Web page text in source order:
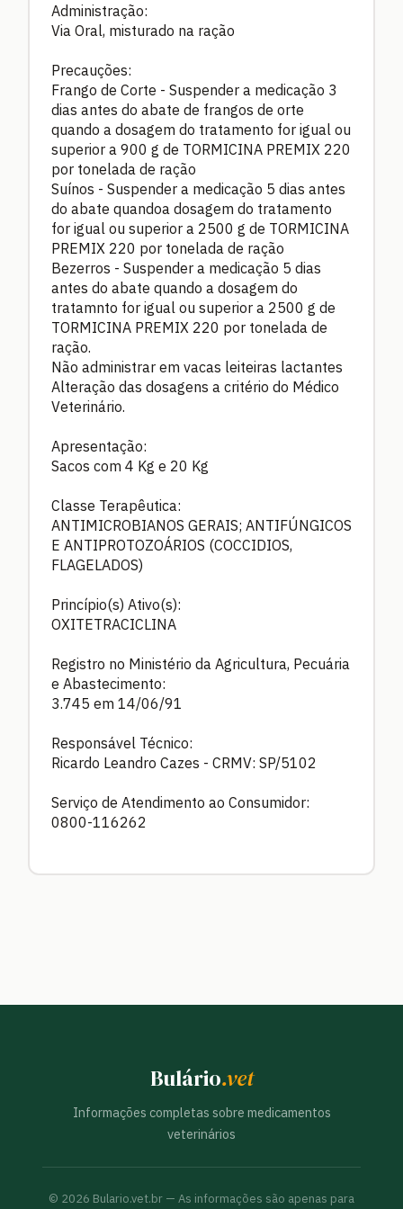
Administração:
Via Oral, misturado na ração
Precauções:
Frango de Corte - Suspender a medicação 3
dias antes do abate de frangos de orte
quando a dosagem do tratamento for igual ou
superior a 900 g de TORMICINA PREMIX 220
por tonelada de ração
Suínos - Suspender a medicação 5 dias antes
do abate quandoa dosagem do tratamento
for igual ou superior a 2500 g de TORMICINA
PREMIX 220 por tonelada de ração
Bezerros - Suspender a medicação 5 dias
antes do abate quando a dosagem do
tratamnto for igual ou superior a 2500 g de
TORMICINA PREMIX 220 por tonelada de
ração.
Não administrar em vacas leiteiras lactantes
Alteração das dosagens a critério do Médico
Veterinário.
Apresentação:
Sacos com 4 Kg e 20 Kg
Classe Terapêutica:
ANTIMICROBIANOS GERAIS; ANTIFÚNGICOS
E ANTIPROTOZOÁRIOS (COCCIDIOS,
FLAGELADOS)
Princípio(s) Ativo(s):
OXITETRACICLINA
Registro no Ministério da Agricultura, Pecuária
e Abastecimento:
3.745 em 14/06/91
Responsável Técnico:
Ricardo Leandro Cazes - CRMV: SP/5102
Serviço de Atendimento ao Consumidor:
0800-116262
Bulário.vet
Informações completas sobre medicamentos
veterinários
© 2026 Bulario.vet.br — As informações são apenas para